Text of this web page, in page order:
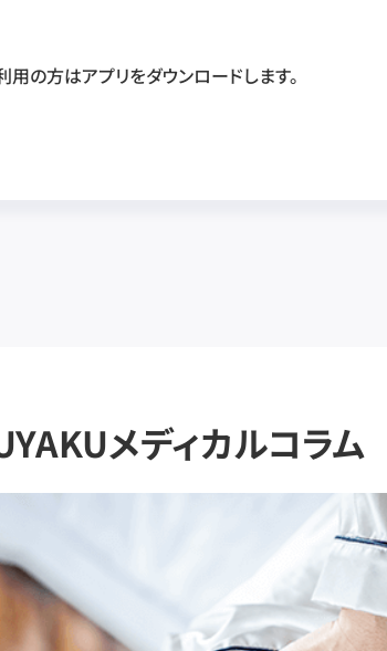
用の方はアプリをダウンロードします。
メディカルコラム